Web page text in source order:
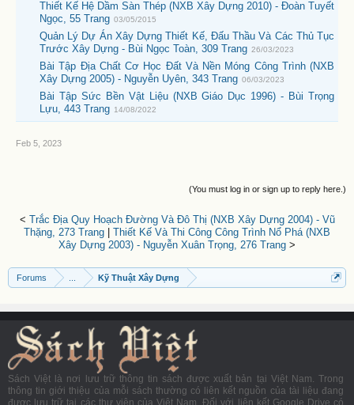
Thiết Kế Hệ Dầm Sàn Thép (NXB Xây Dựng 2010) - Đoàn Tuyết
Ngọc, 55 Trang 03/05/2015
Quản Lý Dự Án Xây Dựng Thiết Kế, Đấu Thầu Và Các Thủ Tục
Trước Xây Dựng - Bùi Ngọc Toàn, 309 Trang 26/03/2023
Bài Tập Địa Chất Cơ Học Đất Và Nền Móng Công Trình (NXB
Xây Dựng 2005) - Nguyễn Uyên, 343 Trang 06/03/2023
Bài Tập Sức Bền Vật Liệu (NXB Giáo Dục 1996) - Bùi Trọng
Lựu, 443 Trang 14/08/2022
Feb 5, 2023
(You must log in or sign up to reply here.)
< Trắc Địa Quy Hoạch Đường Và Đô Thị (NXB Xây Dựng 2004) - Vũ
Thặng, 273 Trang
Thiết Kế Và Thi Công Công Trình Nổ Phá (NXB
Xây Dựng 2003) - Nguyễn Xuân Trọng, 276 Trang >
Forums Kỹ Thuật Xây Dựng
Sách Việt là nơi lưu trữ thông tin sách được xuất bản tại Việt Nam. Trong
thông tin giới thiệu của mỗi sách thường có liên kết nguồn của tài liệu đang